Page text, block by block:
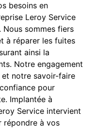
besoins en
Leroy Service
sommes fiers
à réparer les fuites
ainsi la
Notre engagement
notre savoir-faire
pour
Implantée à
Service intervient
répondre à vos